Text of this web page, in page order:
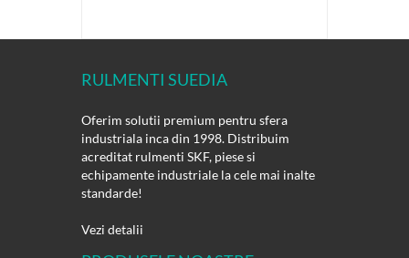
RULMENTI SUEDIA
Oferim solutii premium pentru sfera
industriala inca din 1998. Distribuim
acreditat rulmenti SKF, piese si
echipamente industriale la cele mai inalte
standarde!
Vezi detalii